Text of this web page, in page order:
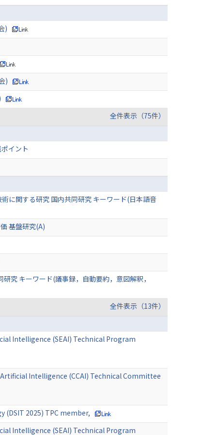
)
)
全件表示（75件）
イント
に関する研究 国内共同研究 キーワード(日本語音
基盤研究(A)
究 キーワード(議事録，自動要約，意図解釈，
全件表示（13件）
Intelligence (SEAI) Technical Program
Intelligence (CCAI) Technical Committee
2025) TPC member,
Intelligence (SEAI) Technical Program